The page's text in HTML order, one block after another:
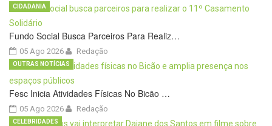
Fundo Social Busca Parceiros Para Realiz…
05 Ago 2026
CIDADANIA
Redação
Fesc Inicia Atividades Físicas No Bicão …
05 Ago 2026
OUTRAS NOTÍCIAS
Redação
CELEBRIDADES